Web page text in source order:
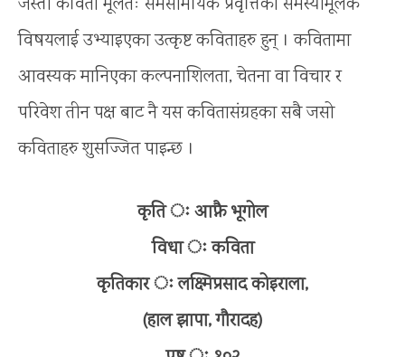
विषयलाई उभ्याइएका उत्कृष्ट कविताहरु हुन् । कवितामा
आवस्यक मानिएका कल्पनाशिलता, चेतना वा विचार र
परिवेश तीन पक्ष बाट नै यस कवितासंग्रहका सबै जसो
कविताहरु शुसज्जित पाइन्छ ।
कृति ः आफ्नै भूगोल
विधा ः कविता
कृतिकार ः लक्ष्मिप्रसाद कोइराला,
(हाल झापा, गौरादह)